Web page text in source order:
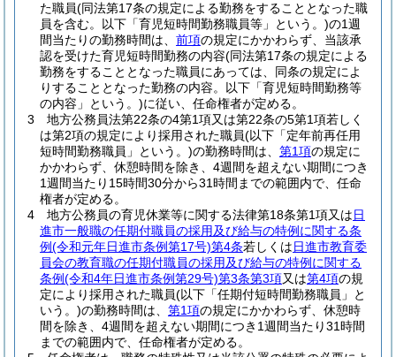
た職員(同法第17条の規定による勤務をすることとなった職
員を含む。以下「育児短時間勤務職員等」という。)の1週
間当たりの勤務時間は、 前項の規定にかかわらず、当該承
認を受けた育児短時間勤務の内容(同法第17条の規定による
勤務をすることとなった職員にあっては、同条の規定によ
りすることとなった勤務の内容。以下「育児短時間勤務等
の内容」という。)に従い、任命権者が定める。
3
地方公務員法第22条の4第1項又は第22条の5第1項若しく
は第2項の規定により採用された職員(以下「定年前再任用
短時間勤務職員」という。)の勤務時間は、 第1項の規定に
かかわらず、休憩時間を除き、4週間を超えない期間につき
1週間当たり15時間30分から31時間までの範囲内で、任命
権者が定める。
4
地方公務員の育児休業等に関する法律第18条第1項又は日
進市一般職の任期付職員の採用及び給与の特例に関する条
例(令和元年日進市条例第17号)第4条若しくは日進市教育委
員会の教育職の任期付職員の採用及び給与の特例に関する
条例(令和4年日進市条例第29号)第3条第3項又は第4項の規
定により採用された職員(以下「任期付短時間勤務職員」と
いう。)の勤務時間は、 第1項の規定にかかわらず、休憩時
間を除き、4週間を超えない期間につき1週間当たり31時間
までの範囲内で、任命権者が定める。